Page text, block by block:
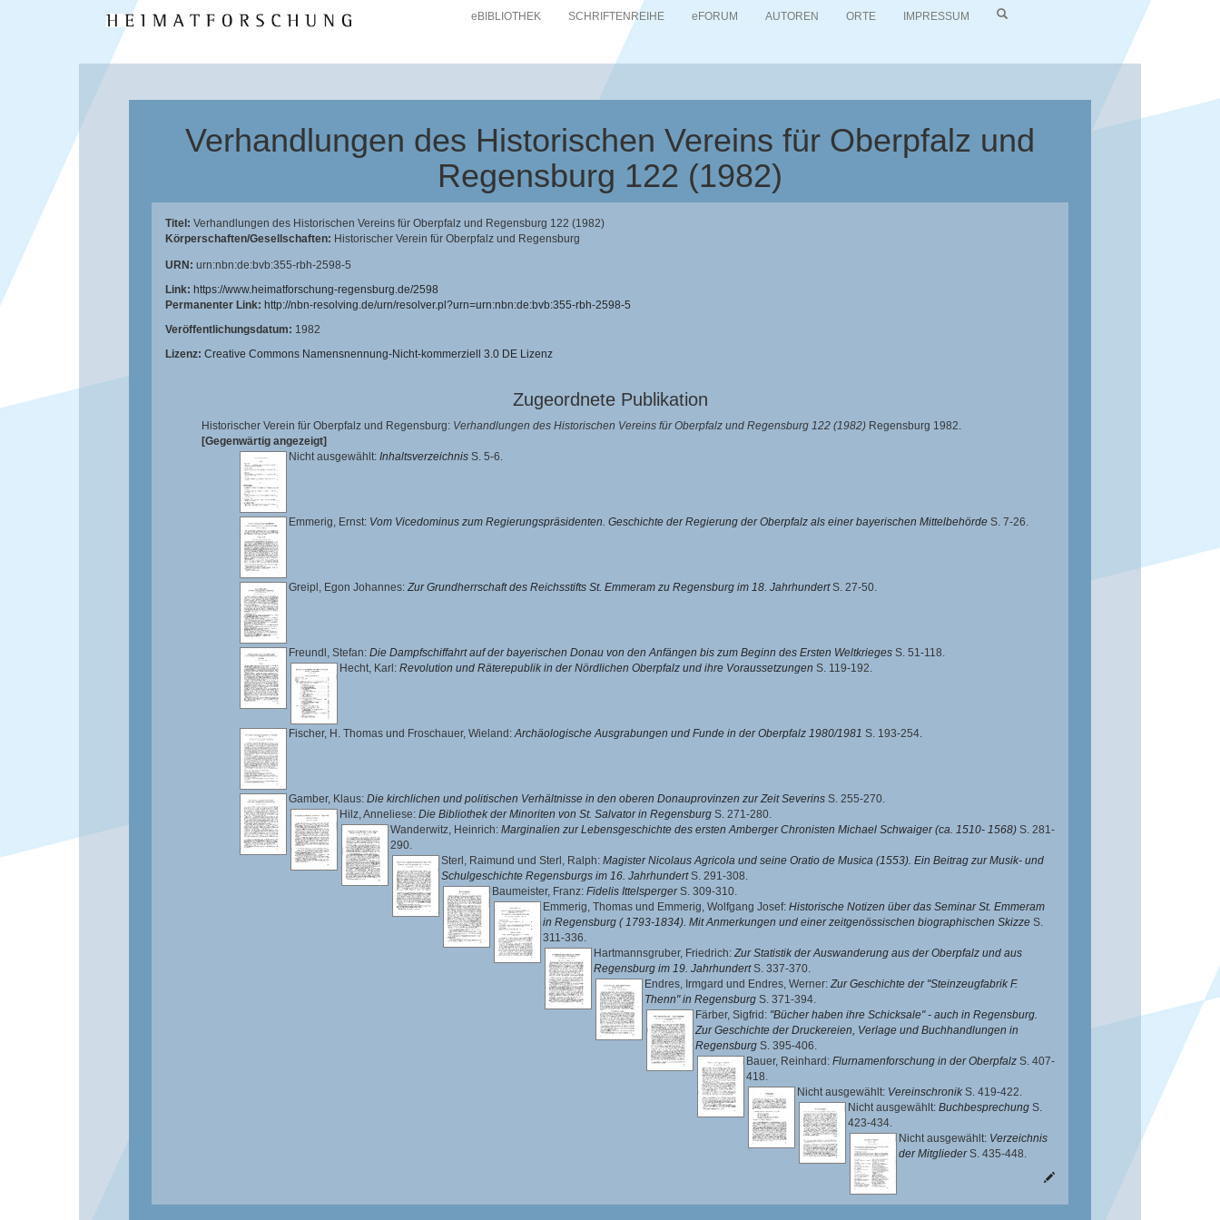
eBIBLIOTHEK SCHRIFTENREIHE eFORUM AUTOREN ORTE IMPRESSUM
Verhandlungen des Historischen Vereins für Oberpfalz und
Regensburg 122 (1982)
Titel: Verhandlungen des Historischen Vereins für Oberpfalz und Regensburg 122 (1982)
Körperschaften/Gesellschaften: Historischer Verein für Oberpfalz und Regensburg
URN: urn:nbn:de:bvb:355-rbh-2598-5
Link: https://www.heimatforschung-regensburg.de/2598
Permanenter Link: http://nbn-resolving.de/urn/resolver.pl?urn=urn:nbn:de:bvb:355-rbh-2598-5
Veröffentlichungsdatum: 1982
Lizenz: Creative Commons Namensnennung-Nicht-kommerziell 3.0 DE Lizenz
Zugeordnete Publikation
Historischer Verein für Oberpfalz und Regensburg: Verhandlungen des Historischen Vereins für Oberpfalz und Regensburg 122 (1982) Regensburg 1982.
[Gegenwärtig angezeigt]
Nicht ausgewählt: Inhaltsverzeichnis S. 5-6.
Emmerig, Ernst: Vom Vicedominus zum Regierungspräsidenten. Geschichte der Regierung der Oberpfalz als einer bayerischen Mittelbehörde S. 7-26.
Greipl, Egon Johannes:Zur Grundherrschaft des Reichsstifts St. Emmeram zu Regensburg im 18. JahrhundertS. 27-50.
Freundl, Stefan: Die Dampfschiffahrt auf der bayerischen Donau von den Anfängen bis zum Beginn des Ersten Weltkrieges S. 51-118.
Hecht, Karl : Revolution und Räterepublik in der Nördlichen Oberpfalz und ihre Voraussetzungen S. 119-192.
Fischer, H. Thomas und Froschauer, Wieland :Archäologische Ausgrabungen und Funde in der Oberpfalz 1980/1981 S. 193-254.
Gamber, Klaus: Die kirchlichen und politischen Verhältnisse in den oberen Donauprovinzen zur Zeit Severins S. 255-270.
Hilz, Anneliese: Die Bibliothek der Minoriten von St. Salvator in Regensburg S. 271-280.
Wanderwitz, Heinrich: Marginalien zur Lebensgeschichte des ersten Amberger Chronisten Michael Schwaiger (ca. 1510- 1568) S. 281-
290.
Sterl, Raimund und Sterl, Ralph: Magister Nicolaus Agricola und seine Oratio de Musica (1553). Ein Beitrag zur Musik- und
Schulgeschichte Regensburgs im 16. JahrhundertS. 291-308.
Baumeister, Franz: Fidelis IttelspergerS. 309-310.
Emmerig, Thomas und Emmerig, Wolfgang Josef: Historische Notizen über das Seminar St. Emmeram
in Regensburg ( 1793-1834). Mit Anmerkungen und einer zeitgenössischen biographischen Skizze S.
311-336.
Hartmannsgruber, Friedrich:Zur Statistik der Auswanderung aus der Oberpfalz und aus
Regensburg im 19. JahrhundertS. 337-370.
Endres, Irmgard und Endres, Werner:Zur Geschichte der "Steinzeugfabrik F.
Thenn" in Regensburg S. 371-394.
Färber, Sigfrid : "Bücher haben ihre Schicksale" - auch in Regensburg.
Zur Geschichte der Druckereien, Verlage und Buchhandlungen in
Regensburg S. 395-406.
Bauer, Reinhard : Flurnamenforschung in der Oberpfalz S. 407-
418.
Nicht ausgewählt: Vereinschronik S. 419-422.
Nicht ausgewählt: Buchbesprechung S.
423-434.
Nicht ausgewählt: Verzeichnis
der MitgliederS. 435-448.